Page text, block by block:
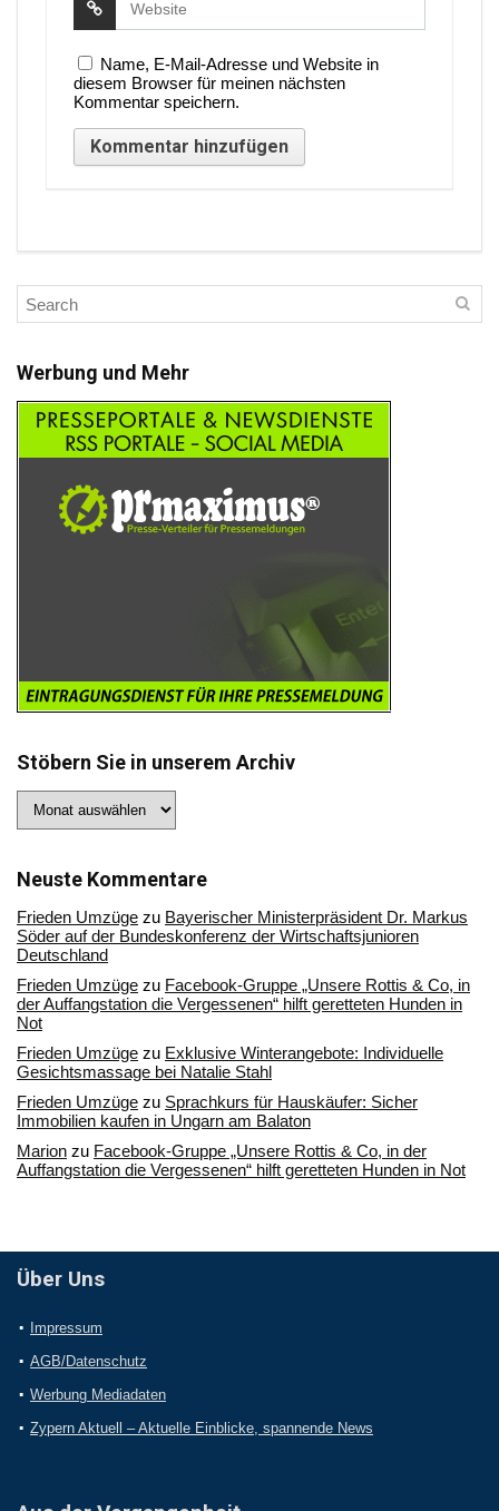
Name, E-Mail-Adresse und Website in
diesem Browser für meinen nächsten
Kommentar speichern.
Werbung und Mehr
Stöbern Sie in unserem Archiv
Sie
Archiv
Neuste Kommentare
Frieden Umzüge zu Bayerischer Ministerpräsident Dr. Markus
Söder auf der Bundeskonferenz der Wirtschaftsjunioren
Deutschland
Frieden Umzüge zu Facebook-Gruppe „Unsere Rottis & Co, in
der Auffangstation die Vergessenen“ hilft geretteten Hunden in
Not
Frieden Umzüge zu Exklusive Winterangebote: Individuelle
Gesichtsmassage bei Natalie Stahl
Frieden Umzüge zu Sprachkurs für Hauskäufer: Sicher
Immobilien kaufen in Ungarn am Balaton
Marion zu Facebook-Gruppe „Unsere Rottis & Co, in der
Auffangstation die Vergessenen“ hilft geretteten Hunden in Not
Über Uns
Impressum
AGB/Datenschutz
Werbung Mediadaten
Zypern Aktuell – Aktuelle Einblicke, spannende News